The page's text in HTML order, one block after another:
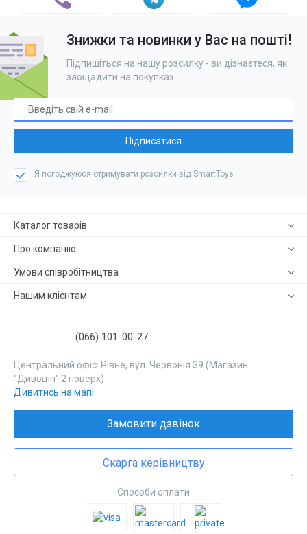
Знижки та новинки у Вас на пошті!
Підпишіться на нашу розсилку - ви дізнаєтеся, як
заощадити на покупках
Підписатися
Я погоджуюся отримувати розсилки від SmartToys
Каталог товарів
Про компанію
Умови співробітництва
Нашим клієнтам
(066) 101-00-27
Центральний офіс: Рівне, вул. Червонія 39 (Магазин
"Дивоцін" 2 поверх)
Дивитись на мапі
Замовити дзвінок
Скарга керівництву
Способи оплати